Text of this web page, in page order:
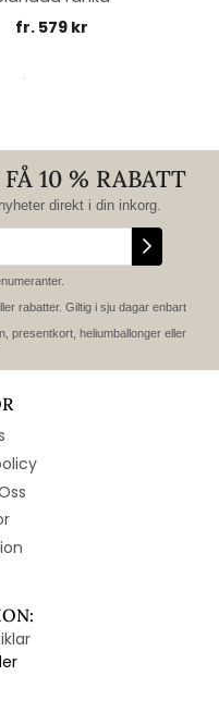
fr. 579 kr
10 % RABATT
direkt i din inkorg.
rabatter. Giltig i sju dagar enbart
presentkort, heliumballonger eller